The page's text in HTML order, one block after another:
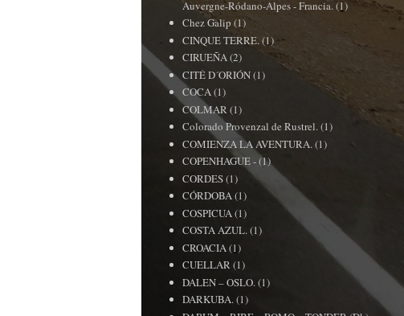
Auvergne-Ródano-Alpes - Francia. (1)
Chez Galip (1)
CINQUE TERRE. (1)
CIRUEÑA(2)
CITÉ D´ORIÓN(1)
COCA(1)
COLMAR (1)
Colorado Provenzal de Rustrel.(1)
COMIENZA LA AVENTURA. (1)
COPENHAGUE -(1)
CORDES(1)
CÓRDOBA(1)
COSPICUA (1)
COSTA AZUL.(1)
CROACIA (1)
CUELLAR(1)
DALEN – OSLO. (1)
DARKUBA.(1)